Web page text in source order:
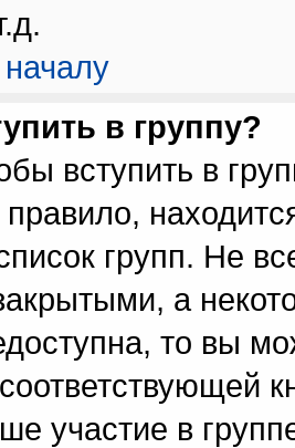
в группу?
вступить в
правило,
групп. Не
а
то вы
участие в